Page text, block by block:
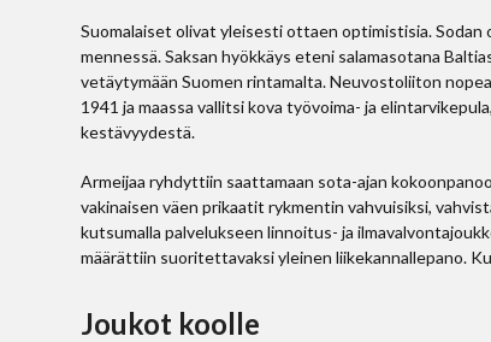
Suomalaiset olivat yleisesti ottaen optimistisia.
mennessä. Saksan hyökkäys eteni salamasotana
vetäytymään Suomen rintamalta. Neuvostoliiton
1941 ja maassa vallitsi kova työvoima- ja
kestävyydestä.
Armeijaa ryhdyttiin saattamaan sota-ajan
vakinaisen väen prikaatit rykmentin vahvuisiksi,
kutsumalla palvelukseen linnoitus- ja
määrättiin suoritettavaksi yleinen liikekannallepano.
Joukot koolle